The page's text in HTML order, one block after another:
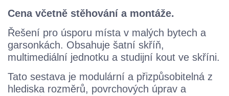
Cena včetně stěhování a montáže.
Řešení pro úsporu místa v malých bytech a
garsonkách. Obsahuje šatní skříň,
multimediální jednotku a studijní kout ve skříni.
Tato sestava je modulární a přizpůsobitelná z
hlediska rozměrů, povrchových úprav a